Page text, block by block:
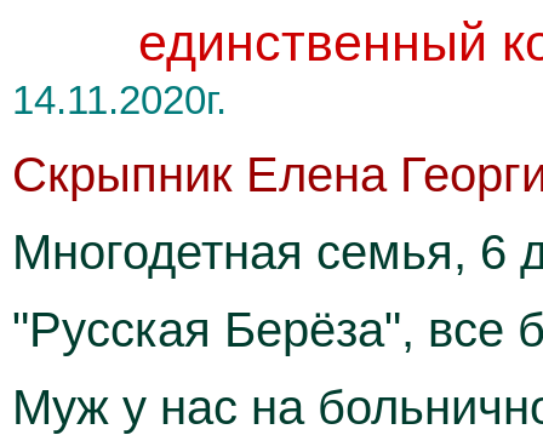
единственный
14.11.2020г.
Скрыпник Елена
Многодетная семья, 6
"Русская Берёза", все
Муж у нас на